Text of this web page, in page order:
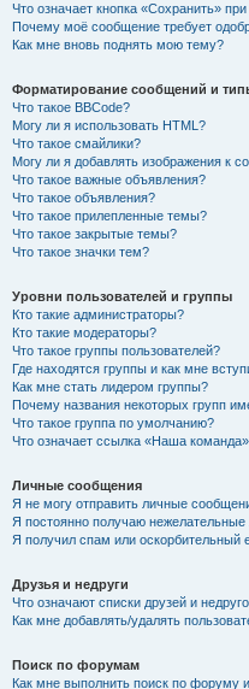
Что означает кнопка «Сохранить»
Почему моё сообщение требует
Как мне вновь поднять мою тему?
Форматирование сообщений и
Что такое BBCode?
Могу ли я использовать HTML?
Что такое смайлики?
Могу ли я добавлять изображения к
Что такое важные объявления?
Что такое объявления?
Что такое прилепленные темы?
Что такое закрытые темы?
Что такое значки тем?
Уровни пользователей и группы
Кто такие администраторы?
Кто такие модераторы?
Что такое группы пользователей?
Где находятся группы и как мне
Как мне стать лидером группы?
Почему названия некоторых групп
Что такое группа по умолчанию?
Что означает ссылка «Наша
Личные сообщения
Я не могу отправить личные
Я постоянно получаю
Я получил спам или оскорбительный
Друзья и недруги
Что означают списки друзей и
Как мне добавлять/удалять
Поиск по форумам
Как мне выполнить поиск по форуму